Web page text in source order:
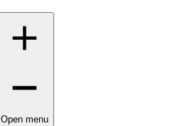
Open menu